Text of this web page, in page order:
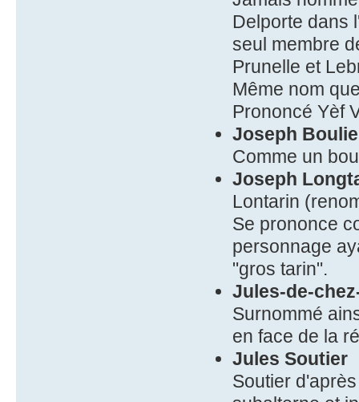
Delporte dans
seul membre
Prunelle et
Même nom
Prononcé Yèf
Joseph
Comme un
Joseph
Lontarin
Se prononce
personnage
"gros tarin".
Jules-de-
Surnommé
en face de la
Jules Soutier
Soutier